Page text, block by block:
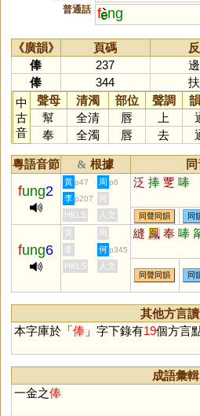
普通話 f ng
《廣韻》 頁碼
俸
237
俸
344
中
古
音
聲母 清濁 部位 聲調
幫
全清 唇 上
奉
全濁 唇 去
粵語音節 & 根據
fung2
黃 p47 周 p6 泛 捧 覂 唪
李 p207
何
HKLS
人文 同聲同韻 同
fung6
黃 周 縫 鳳 奉 唪
李 何 p345
HKLS 人文
同聲同韻 同
其他方言
本字庫於「俸 」字下錄有19個方言
成語彙輯
一金之俸